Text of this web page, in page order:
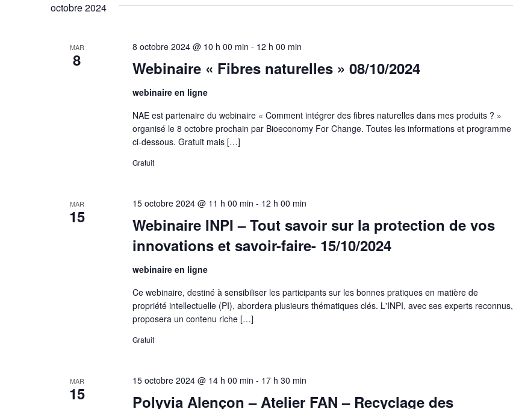
octobre 2024
MAR
8 Webinaire « Fibres naturelles » 08/10/2024
8 octobre 2024 @ 10 h 00 min - 12 h 00 min
webinaire en ligne
NAE est partenaire du webinaire « Comment intégrer des fibres naturelles dans mes produits ? »
organisé le 8 octobre prochain par Bioeconomy For Change. Toutes les informations et programme
ci-dessous. Gratuit mais […]
Gratuit
MAR
15
Webinaire INPI – Tout savoir sur la protection de vos
innovations et savoir-faire- 15/10/2024
15 octobre 2024 @ 11 h 00 min - 12 h 00 min
webinaire en ligne
Ce webinaire, destiné à sensibiliser les participants sur les bonnes pratiques en matière de
propriété intellectuelle (PI), abordera plusieurs thématiques clés. L'INPI, avec ses experts reconnus,
proposera un contenu riche […]
Gratuit
MAR
15
Polyvia Alençon – Atelier FAN – Recyclage des
15 octobre 2024 @ 14 h 00 min - 17 h 30 min